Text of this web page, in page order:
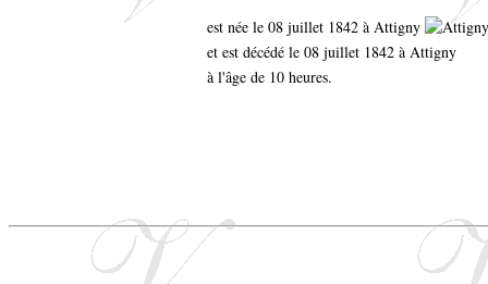
est née le 08 juillet 1842 à Attigny
et est décédé le 08 juillet 1842 à Attigny
à l'âge de 10 heures.